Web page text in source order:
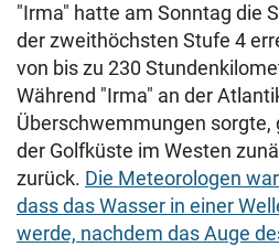
"Irma" hatte am Sonntag die
der zweithöchsten Stufe 4
von bis zu 230
Während "Irma" an der
Überschwemmungen sorgte,
der Golfküste im Westen
zurück. Die Meteorologen
dass das Wasser in einer
werde, nachdem das Auge